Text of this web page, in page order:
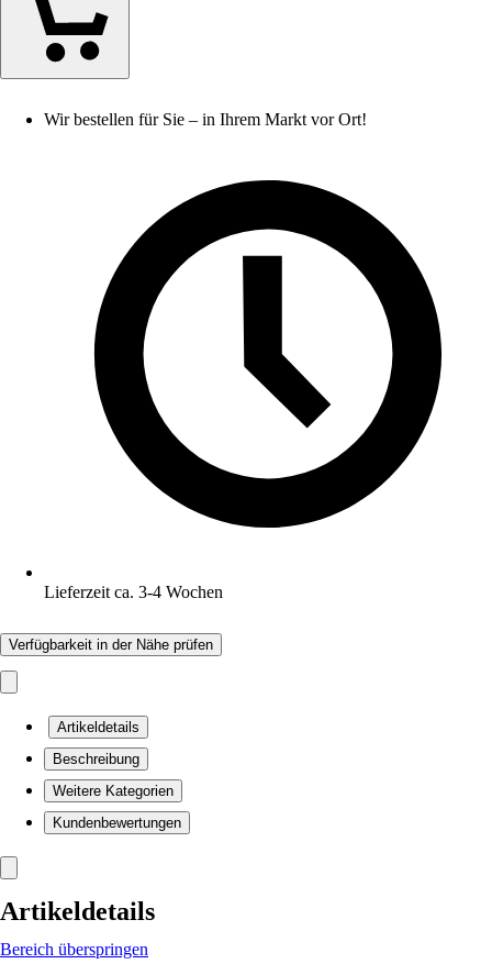
Wir bestellen für Sie – in Ihrem Markt vor Ort!
Lieferzeit ca. 3-4 Wochen
Verfügbarkeit in der Nähe prüfen
Artikeldetails
Beschreibung
Weitere Kategorien
Kundenbewertungen
Artikeldetails
Bereich überspringen